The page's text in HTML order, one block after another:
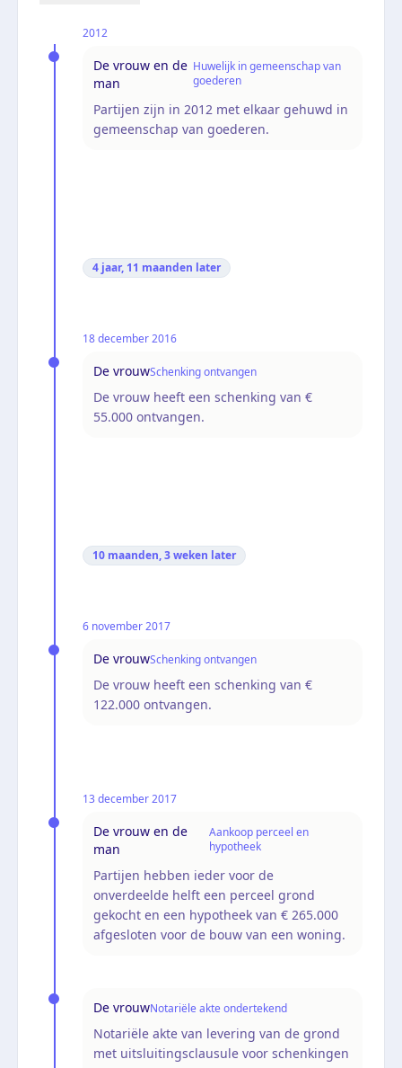
2012
De vrouw en de
man
Huwelijk in gemeenschap van
goederen
Partijen zijn in 2012 met elkaar gehuwd in
gemeenschap van goederen.
4 jaar, 11 maanden later
18 december 2016
De vrouwSchenking ontvangen
De vrouw heeft een schenking van €
55.000 ontvangen.
10 maanden, 3 weken later
6 november 2017
De vrouwSchenking ontvangen
De vrouw heeft een schenking van €
122.000 ontvangen.
13 december 2017
De vrouw en de
man
Aankoop perceel en
hypotheek
Partijen hebben ieder voor de
onverdeelde helft een perceel grond
gekocht en een hypotheek van € 265.000
afgesloten voor de bouw van een woning.
De vrouwNotariële akte ondertekend
Notariële akte van levering van de grond
met uitsluitingsclausule voor schenkingen